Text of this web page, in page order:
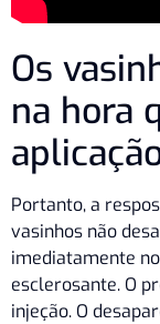
Os
na hora
Portanto, a
vasinhos não
imediatamente
esclerosante. O
injeção. O